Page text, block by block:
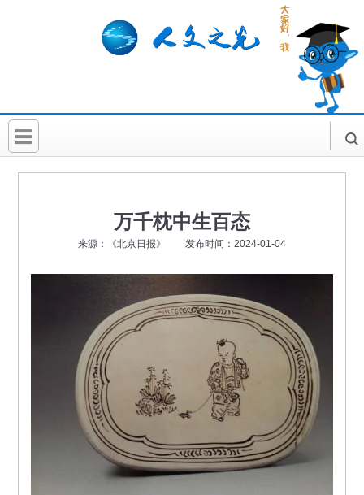
首 页
万千枕中生百态
来源：《北京日报》 发布时间：2024-01-04